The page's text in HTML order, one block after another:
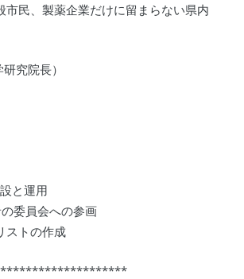
民、製薬企業だけに留まらない県内
究院長）
と運用
委員会への参画
ストの作成